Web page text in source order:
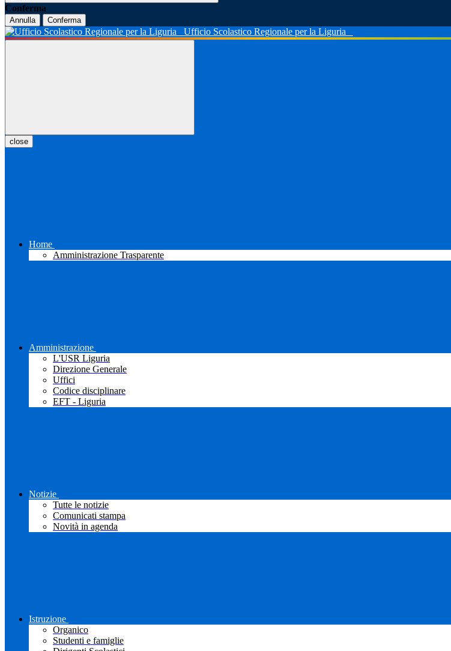
Conferma
Annulla Conferma
Ufficio Scolastico Regionale per la Liguria
close
Home
Amministrazione Trasparente
Amministrazione
L'USR Liguria
Direzione Generale
Uffici
Codice disciplinare
EFT - Liguria
Notizie
Tutte le notizie
Comunicati stampa
Novità in agenda
Istruzione
Organico
Studenti e famiglie